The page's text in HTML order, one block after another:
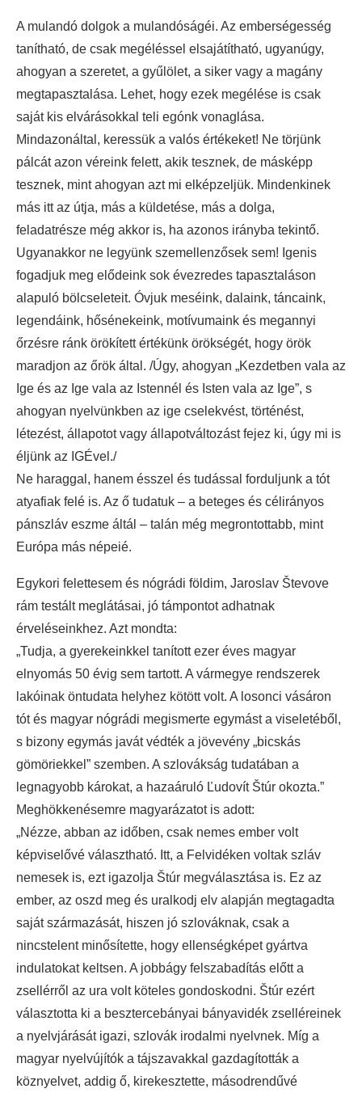
A mulandó dolgok a mulandóságéi. Az emberségesség
tanítható, de csak megéléssel elsajátítható, ugyanúgy,
ahogyan a szeretet, a gyűlölet, a siker vagy a magány
megtapasztalása. Lehet, hogy ezek megélése is csak
saját kis elvárásokkal teli egónk vonaglása.
Mindazonáltal, keressük a valós értékeket! Ne törjünk
pálcát azon véreink felett, akik tesznek, de másképp
tesznek, mint ahogyan azt mi elképzeljük. Mindenkinek
más itt az útja, más a küldetése, más a dolga,
feladatrésze még akkor is, ha azonos irányba tekintő.
Ugyanakkor ne legyünk szemellenzősek sem! Igenis
fogadjuk meg elődeink sok évezredes tapasztaláson
alapuló bölcseleteit. Óvjuk meséink, dalaink, táncaink,
legendáink, hősénekeink, motívumaink és megannyi
őrzésre ránk örökített értékünk örökségét, hogy örök
maradjon az őrök által. /Úgy, ahogyan „Kezdetben vala az
Ige és az Ige vala az Istennél és Isten vala az Ige”, s
ahogyan nyelvünkben az ige cselekvést, történést,
létezést, állapotot vagy állapotváltozást fejez ki, úgy mi is
éljünk az IGÉvel./
Ne haraggal, hanem ésszel és tudással forduljunk a tót
atyafiak felé is. Az ő tudatuk – a beteges és célirányos
pánszláv eszme áltál – talán még megrontottabb, mint
Európa más népeié.
Egykori felettesem és nógrádi földim, Jaroslav Števove
rám testált meglátásai, jó támpontot adhatnak
érveléseinkhez. Azt mondta:
„Tudja, a gyerekeinkkel tanított ezer éves magyar
elnyomás 50 évig sem tartott. A vármegye rendszerek
lakóinak öntudata helyhez kötött volt. A losonci vásáron
tót és magyar nógrádi megismerte egymást a viseletéből,
s bizony egymás javát védték a jövevény „bicskás
gömöriekkel” szemben. A szlovákság tudatában a
legnagyobb károkat, a hazaáruló Ľudovít Štúr okozta.”
Meghökkenésemre magyarázatot is adott:
„Nézze, abban az időben, csak nemes ember volt
képviselővé választható. Itt, a Felvidéken voltak szláv
nemesek is, ezt igazolja Štúr megválasztása is. Ez az
ember, az oszd meg és uralkodj elv alapján megtagadta
saját származását, hiszen jó szlováknak, csak a
nincstelent minősítette, hogy ellenségképet gyártva
indulatokat keltsen. A jobbágy felszabadítás előtt a
zsellérről az ura volt köteles gondoskodni. Štúr ezért
választotta ki a besztercebányai bányavidék zselléreinek
a nyelvjárását igazi, szlovák irodalmi nyelvnek. Míg a
magyar nyelvújítók a tájszavakkal gazdagították a
köznyelvet, addig ő, kirekesztette, másodrendűvé